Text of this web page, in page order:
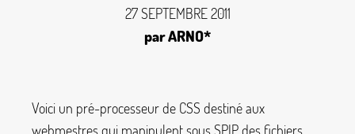
27 SEPTEMBRE 2011
par ARNO*
Voici un pré-processeur de CSS destiné aux
webmestres qui manipulent sous SPIP des fichiers